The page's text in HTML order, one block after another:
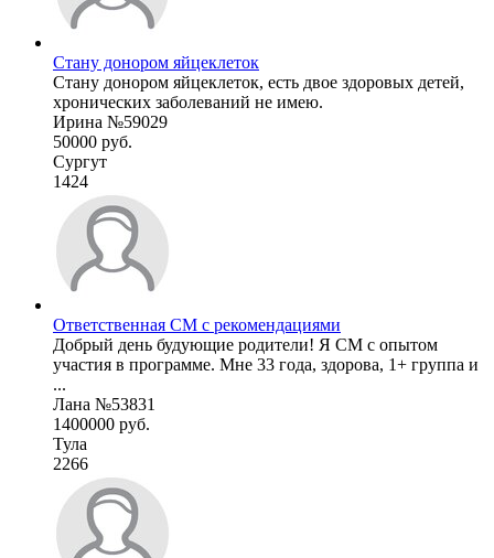
Стану донором яйцеклеток
Стану донором яйцеклеток, есть двое здоровых детей,
хронических заболеваний не имею.
Ирина №59029
50000 руб.
Сургут
1424
Ответственная СМ с рекомендациями
Добрый день будующие родители! Я СМ с опытом
участия в программе. Мне 33 года, здорова, 1+ группа и
...
Лана №53831
1400000 руб.
Тула
2266